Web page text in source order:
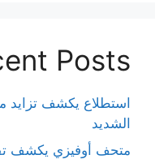
Posts
استطلاع يكشف تزايد
الشديد